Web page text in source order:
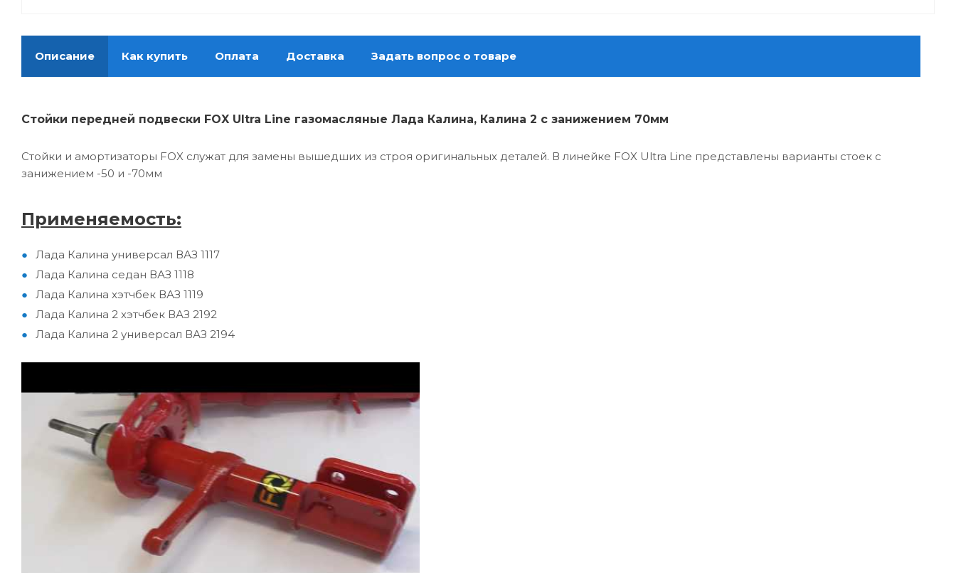
Описание Как купить Оплата Доставка Задать вопрос о товаре
Стойки передней подвески FOX Ultra Line газомасляные Лада Калина, Калина 2 с занижением 70мм
Стойки и амортизаторы FOX служат для замены вышедших из строя оригинальных деталей. В линейке FOX Ultra Line представлены варианты стоек с
занижением -50 и -70мм
Применяемость:
Лада Калина универсал ВАЗ 1117
Лада Калина седан ВАЗ 1118
Лада Калина хэтчбек ВАЗ 1119
Лада Калина 2 хэтчбек ВАЗ 2192
Лада Калина 2 универсал ВАЗ 2194